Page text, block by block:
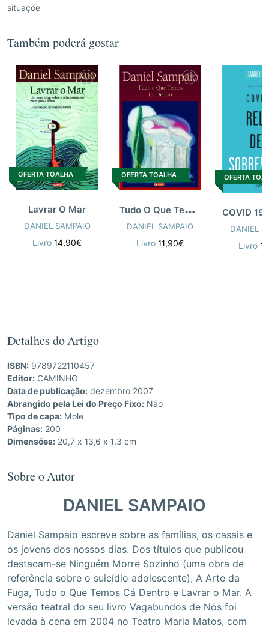
situaçõe
Também poderá gostar
OFERTA TOALHA
Lavrar O Mar
DANIEL SAMPAIO
Livro14,90€
OFERTA TOALHA
T
udo O Que Temos Cá Dentro
DANIEL SAMPAIO
Livro11,90€
OFERTA
DANIEL
Livro
Detalhes do Artigo
ISBN: 9789722110457
Editor: CAMINHO
Data de publicação: dezembro 2007
Abrangido pela Lei do Preço Fixo: Não
Tipo de capa: Mole
Páginas: 200
Dimensões: 20,7 x 13,6 x 1,3 cm
Sobre o Autor
DANIEL SAMPAIO
Daniel Sampaio escreve sobre as famílias, os casais e
os jovens dos nossos dias. Dos títulos que publicou
destacam-se Ninguém Morre Sozinho (uma obra de
referência sobre o suicídio adolescente), A Arte da
Fuga, Tudo o Que Temos Cá Dentro e Lavrar o Mar. A
versão teatral do seu livro Vagabundos de Nós foi
levada à cena em 2004 no Teatro Maria Matos, com